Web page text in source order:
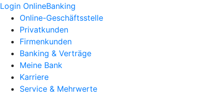
Login OnlineBanking
Online-Geschäftsstelle
Privatkunden
Firmenkunden
Banking & Verträge
Meine Bank
Karriere
Service & Mehrwerte